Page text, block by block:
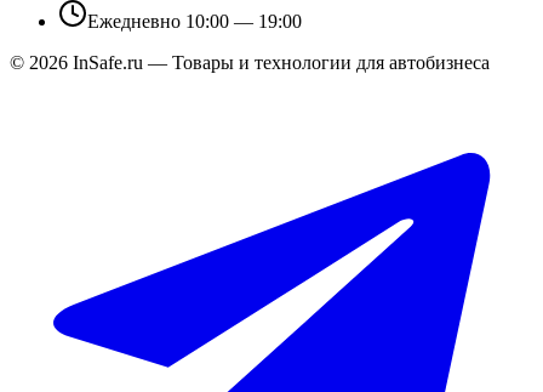
Ежедневно 10:00 — 19:00
© 2026 InSafe.ru — Товары и технологии для автобизнеса